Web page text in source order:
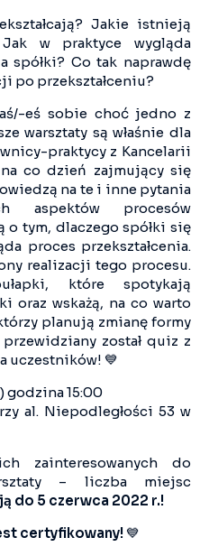
Jakie istnieją
Jak w praktyce wygląda
spółki? Co tak naprawdę
po przekształceniu?
eś sobie choć jedno z
warsztaty są właśnie dla
praktycy z Kancelarii
co dzień zajmujący się
na te i inne pytania
aspektów procesów
o tym, dlaczego spółki się
proces przekształcenia.
realizacji tego procesu.
które spotykają
oraz wskażą, na co warto
planują zmianę formy
został quiz z
uczestników! 💙
godzina 15:00
al. Niepodległości 53 w
zainteresowanych do
– liczba miejsc
do 5 czerwca 2022 r.!
certyfikowany! 💙